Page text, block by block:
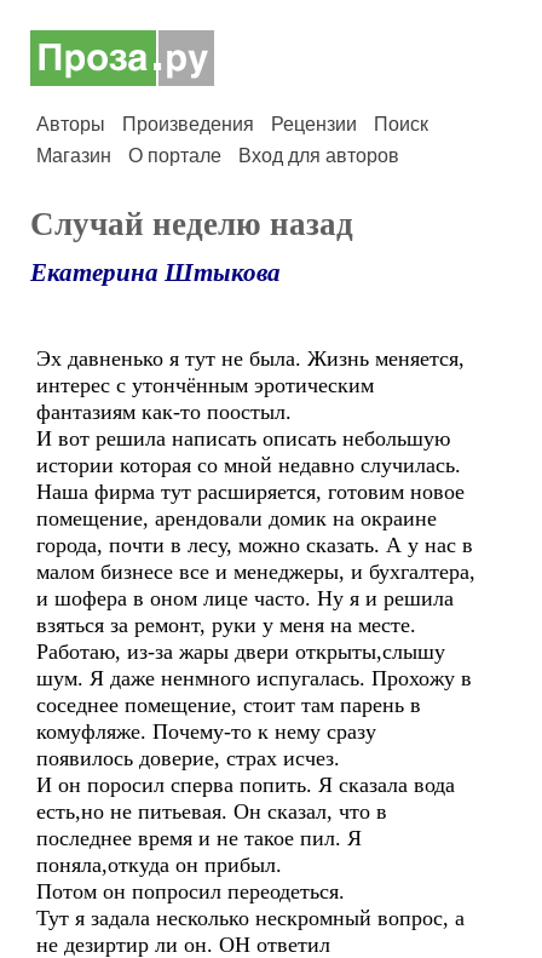
Авторы Произведения Рецензии
Поиск
Магазин
О портале Вход для авторов
Случай неделю назад
Екатерина Штыкова
Эх давненько я тут не была. Жизнь меняется,
интерес с утончённым эротическим
фантазиям как-то поостыл.
И вот решила написать описать небольшую
истории которая со мной недавно случилась.
Наша фирма тут расширяется, готовим новое
помещение, арендовали домик на окраине
города, почти в лесу, можно сказать. А у нас в
малом бизнесе все и менеджеры, и бухгалтера,
и шофера в оном лице часто. Ну я и решила
взяться за ремонт, руки у меня на месте.
Работаю, из-за жары двери открыты,слышу
шум. Я даже ненмного испугалась. Прохожу в
соседнее помещение, стоит там парень в
комуфляже. Почему-то к нему сразу
появилось доверие, страх исчез.
И он поросил сперва попить. Я сказала вода
есть,но не питьевая. Он сказал, что в
последнее время и не такое пил. Я
поняла,откуда он прибыл.
Потом он попросил переодеться.
Тут я задала несколько нескромный вопрос, а
не дезиртир ли он. ОН ответил